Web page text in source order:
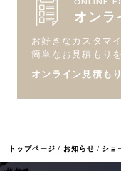
トップページ お知らせ ショ
オンラ
お好きなカスタマ
簡単なお見積もり
オンライン見積も